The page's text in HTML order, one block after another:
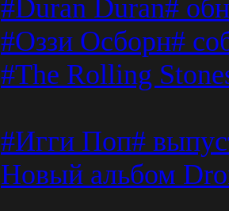
#Duran Duran#
#Оззи Осборн#
#The Rolling
#Игги Поп#
Новый альбом